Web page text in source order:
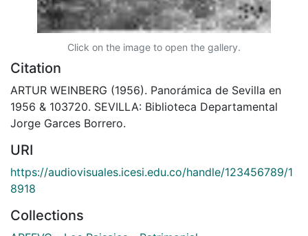
Click on the image to open the gallery.
Citation
ARTUR WEINBERG (1956). Panorámica de Sevilla en
1956 & 103720. SEVILLA: Biblioteca Departamental
Jorge Garces Borrero.
URI
https://audiovisuales.icesi.edu.co/handle/123456789/1
8918
Collections